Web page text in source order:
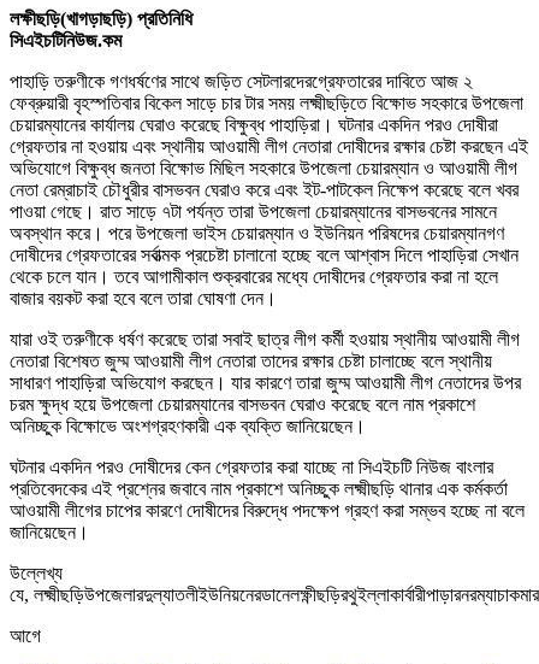
লক্ষীছড়ি(খাগড়াছড়ি) প্রতিনিধি
সিএইচটিনিউজ.কম
পাহাড়ি তরুণীকে গণধর্ষণের সাথে জড়িত সেটলারদেরগ্রেফতারের দাবিতে আজ ২
ফেব্রুয়ারী বৃহস্পতিবার বিকেল সাড়ে চার টার সময় লক্ষ্মীছড়িতে বিক্ষোভ সহকারে উপজেলা
চেয়ারম্যানের কার্যালয় ঘেরাও করেছে বিক্ষুব্ধ পাহাড়িরা । ঘটনার একদিন পরও দোষীরা
গ্রেফতার না হওয়ায় এবং স্থানীয় আওয়ামী লীগ নেতারা দোষীদের রক্ষার চেষ্টা করছেন এই
অভিযোগে বিক্ষুব্ধ জনতা বিক্ষোভ মিছিল সহকারে উপজেলা চেয়ারম্যান ও আওয়ামী লীগ
নেতা রেম্রাচাই চৌধুরীরবাসভবন ঘেরাও করে এবংইট-পাটকেল নিক্ষেপ করেছে বলে খবর
পাওয়া গেছে। রাত সাড়ে ৭টা পর্যন্ত তারা উপজেলা চেয়ারম্যানের বাসভবনের সামনে
অবস্থান করে। পরে উপজেলা ভাইস চেয়ারম্যান ও ইউনিয়ন পরিষদের চেয়ারম্যানগণ
দোষীদের গ্রেফতারের সর্বাত্মক প্রচেষ্টা চালানো হচ্ছে বলে আশ্বাস দিলে পাহাড়িরা সেখান
থেকে চলে যান। তবে আগামীকাল শুক্রবারের মধ্যে দোষীদের গ্রেফতার করা না হলে
বাজার বয়কট করা হবে বলে তারা ঘোষণা দেন।
যারা ওই তরুণীকে ধর্ষণ করেছে তারা সবাই ছাত্র লীগ কর্মী হওয়ায় স্থানীয় আওয়ামী লীগ
নেতারা বিশেষত জুম্ম আওয়ামী লীগ নেতারা তাদের রক্ষার চেষ্টা চালাচ্ছে বলে স্থানীয়
সাধারণ পাহাড়িরা অভিযোগ করছেন। যার কারণে তারা জুম্ম আওয়ামী লীগ নেতাদের উপর
চরম ক্ষুদ্ধ হয়ে উপজেলা চেয়ারম্যানের বাসভবন ঘেরাও করেছে বলে নাম প্রকাশে
অনিচ্ছুক বিক্ষোভে অংশগ্রহণকারী এক ব্যক্তি জানিয়েছেন।
ঘটনার একদিন পরও দোষীদের কেন গ্রেফতার করা যাচ্ছে না সিএইচটি নিউজ বাংলার
প্রতিবেদকের এই প্রশ্নের জবাবে নাম প্রকাশে অনিচ্ছুক লক্ষ্মীছড়ি থানার এক কর্মকর্তা
আওয়ামী লীগের চাপের কারণে দোষীদের বিরুদ্ধে পদক্ষেপ গ্রহণ করা সম্ভব হচ্ছে না বলে
জানিয়েছেন।
উল্লেখ্য
যে, লক্ষ্মীছড়িউপজেলারদুল্যাতলীইউনিয়নেরডানেলক্ষ্ণীছড়িরথুইল্লাকার্বারীপাড়ারনরম্যাচাকমার
আগে